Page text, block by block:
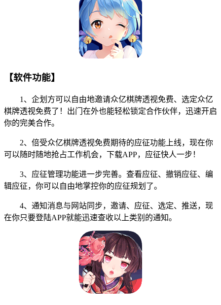
【软件功能】
1、企划方可以自由地邀请众亿棋牌透视免费、选定众亿
棋牌透视免费了！出门在外也能轻松锁定合作伙伴，迅速开启
你的完美合作。
2、倍受众亿棋牌透视免费期待的应征功能上线，现在你
可以随时随地抢占工作机会，下载APP，应征快人一步！
3、应征管理功能进一步完善。查看应征、撤销应征、编
辑应征，你可以自由地掌控你的应征规划了。
4、通知消息与网站同步，邀请、应征、选定、推送，现
在你只要登陆APP就能迅速查收以上类别的通知。